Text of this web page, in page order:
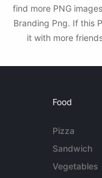
find more PNG
Branding Png. If this
it with more
Food
Pizza
Sandwich
Vegetables